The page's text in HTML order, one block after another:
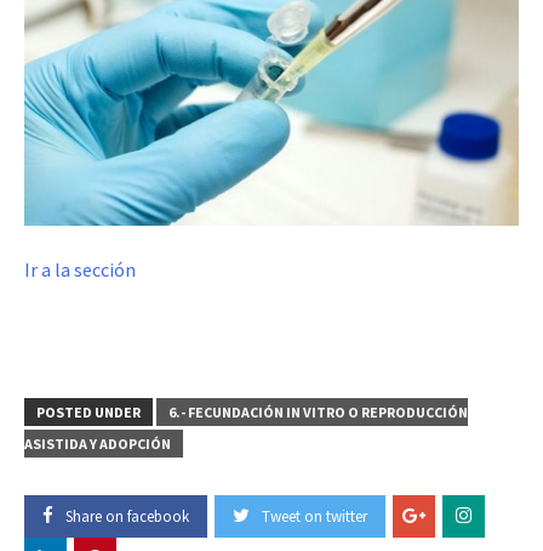
Ir a la sección
POSTED UNDER
6.- FECUNDACIÓN IN VITRO O REPRODUCCIÓN
ASISTIDA Y ADOPCIÓN
Share on facebook Tweet on twitter